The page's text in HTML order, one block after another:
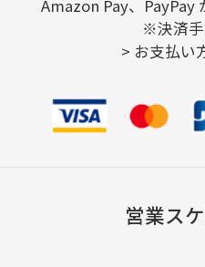
Amazon Pay、PayPay
※決済
> お支払い
営業ス